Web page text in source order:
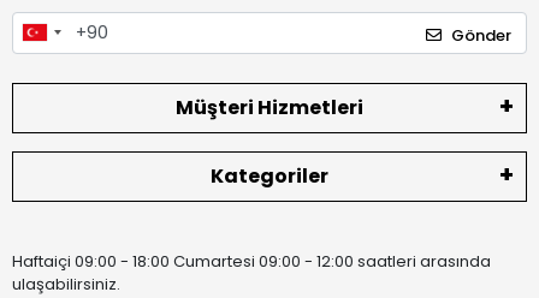
Gönder
Müşteri Hizmetleri
Kategoriler
Haftaiçi 09:00 - 18:00 Cumartesi 09:00 - 12:00 saatleri arasında
ulaşabilirsiniz.